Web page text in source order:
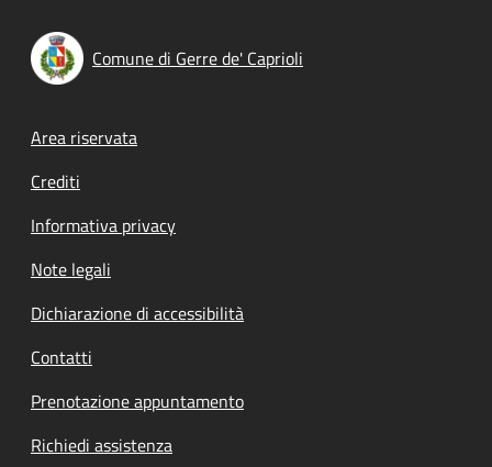
Comune di Gerre de' Caprioli
Footer menu
Area riservata
Crediti
Informativa privacy
Note legali
Dichiarazione di accessibilità
Contatti
Prenotazione appuntamento
Richiedi assistenza